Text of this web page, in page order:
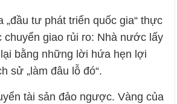
tư phát triển quốc gia“ thực
giao rủi ro: Nhà nước lấy
bằng những lời hứa hẹn lợi
sử „làm đâu lỗ đó“.
tài sản đảo ngược. Vàng của